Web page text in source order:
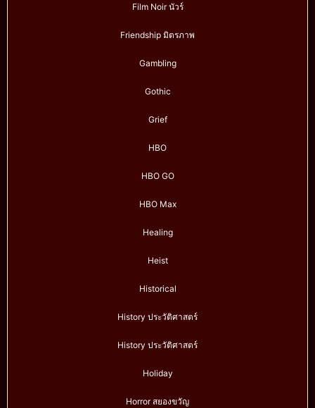
Film Noir นัวร์
Friendship มิตรภาพ
Gambling
Gothic
Grief
HBO
HBO GO
HBO Max
Healing
Heist
Historical
History ประวัติศาสตร์
History ประวัติศาสตร์
Holiday
Horror สยองขวัญ